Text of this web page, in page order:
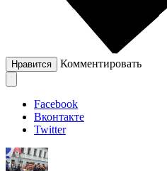
Нравится Комментировать
Facebook
Вконтакте
Twitter